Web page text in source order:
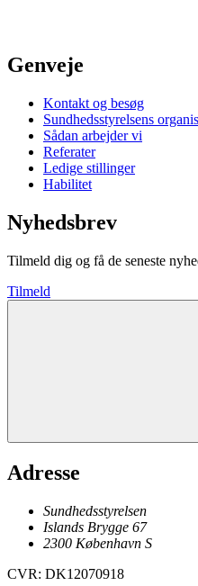
Genveje
Kontakt og besøg
Sundhedsstyrelsens
Sådan arbejder vi
Referater
Ledige stillinger
Habilitet
Nyhedsbrev
Tilmeld dig og få de seneste
Tilmeld
Adresse
Sundhedsstyrelsen
Islands Brygge 67
2300 København S
CVR: DK12070918